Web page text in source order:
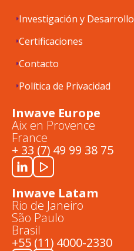
Investigación y Desarrollo
Certificaciones
Contacto
Política de Privacidad
Inwave Europe
Aix en Provence
France
+ 33 (7) 49 99 38 75
Inwave Latam
Rio de Janeiro
São Paulo
Brasil
+55 (11) 4000-2330